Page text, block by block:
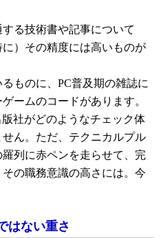
る技術書や記事について
）その精度には高いものが
ものに、PC普及期の雑誌に
ームのコードがあります。
社がどのようなチェック体
ん。ただ、テクニカルプル
列に赤ペンを走らせて、完
の職務意識の高さには。今
はない重さ